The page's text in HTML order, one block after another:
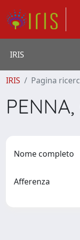
IRIS
IRIS Pagina
Nome completo
Afferenza